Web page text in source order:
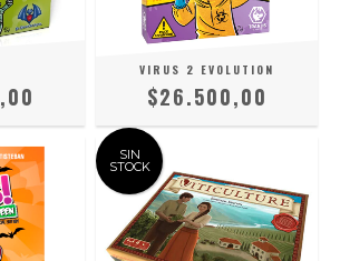
VIRUS 2 EVOLUTION
$26.500,00
SIN
STOCK